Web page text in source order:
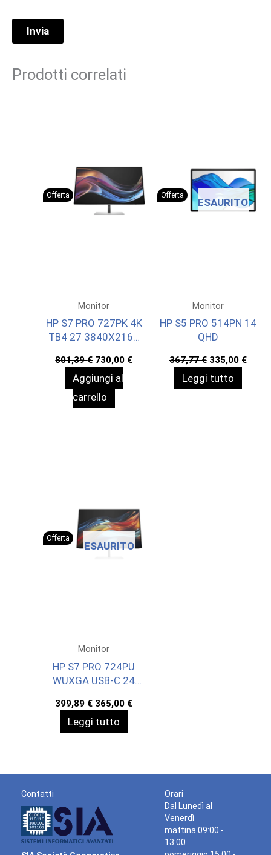
Prodotti correlati
Offerta
Monitor
HP S7 PRO 727PK 4K
TB4 27 3840X2160
801,39€ Il
prezzo
originale
801,39 €.
730,00 €Il
prezzo
Aggiungi al
carrello
Offerta
ESAURITO
Monitor
HP S5 PRO 514PN 14
QHD
367,77€ Il
prezzo
originale
era:
335,00 €Il
Leggi tutto
Offerta
ESAURITO
Monitor
HP S7 PRO 724PU
WUXGA USB-C 24
399,89€ Il
prezzo
originale
era:
365,00 €Il
prezzo
Leggi tutto
Contatti
Orari
Dal Lunedì al
Venerdì
mattina 09:00 -
13:00